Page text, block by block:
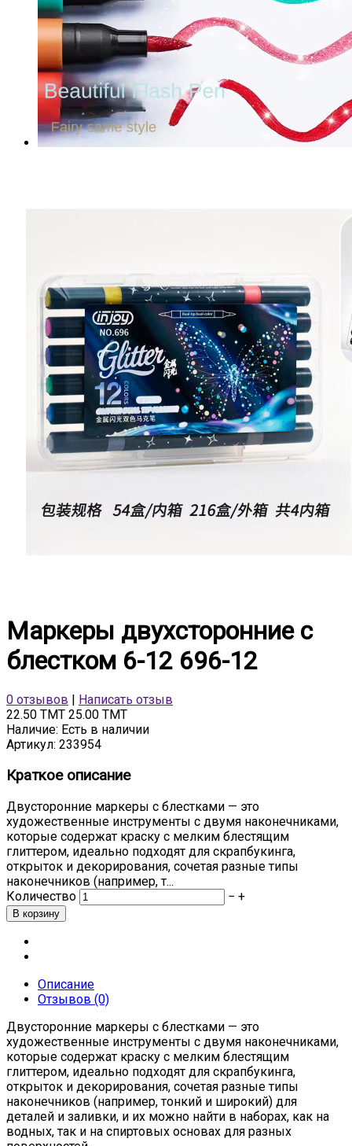
Маркеры двухсторонние с
блестком 6-12 696-12
0 отзывов
Написать отзыв
22.50 TMT 25.00 TMT
Наличие: Есть в наличии
Артикул: 233954
Краткое описание
Двусторонние маркеры с блестками — это
художественные инструменты с двумя наконечниками,
которые содержат краску с мелким блестящим
глиттером, идеально подходят для скрапбукинга,
открыток и декорирования, сочетая разные типы
наконечников (например, т...
Количество
− +
Описание
Отзывов (0)
Двусторонние маркеры с блестками — это
художественные инструменты с двумя наконечниками,
которые содержат краску с мелким блестящим
глиттером, идеально подходят для скрапбукинга,
открыток и декорирования, сочетая разные типы
наконечников (например, тонкий и широкий) для
деталей и заливки, и их можно найти в наборах, как на
водных, так и на спиртовых основах для разных